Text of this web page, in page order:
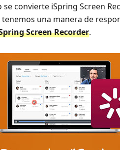
convierte iSpring Screen
una manera de
Screen Recorder.